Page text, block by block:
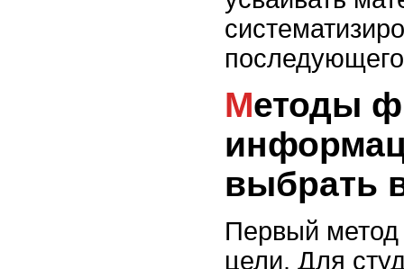
Методы фильтрации
выбрать
Первый метод
цели. Для